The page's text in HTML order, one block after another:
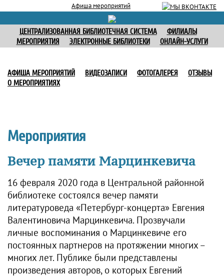
Афиша мероприятий
ЦЕНТРАЛИЗОВАННАЯ БИБЛИОТЕЧНАЯ СИСТЕМА
ФИЛИАЛЫ
МЕРОПРИЯТИЯ
ЭЛЕКТРОННЫЕ БИБЛИОТЕКИ ОНЛАЙН-УСЛУГИ
АФИША МЕРОПРИЯТИЙ ВИДЕОЗАПИСИ ФОТОГАЛЕРЕЯ
ОТЗЫВЫ
О МЕРОПРИЯТИЯХ
Мероприятия
Вечер памяти Марцинкевича
16 февраля 2020 года в Центральной районной
библиотеке состоялся вечер памяти
литературоведа «Петербург-концерта» Евгения
Валентиновича Марцинкевича. Прозвучали
личные воспоминания о Марцинкевиче его
постоянных партнеров на протяжении многих –
многих лет. Публике были представлены
произведения авторов, о которых Евгений